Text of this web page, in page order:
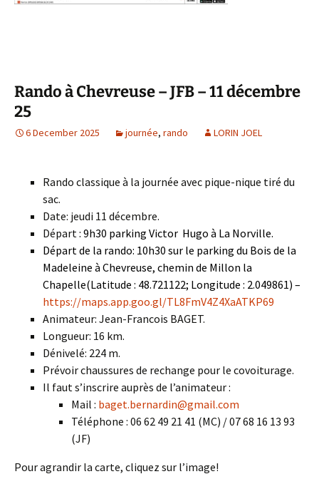
Rando à Chevreuse – JFB – 11 décembre
25
6 December 2025 journée, rando LORIN JOEL
Rando classique à la journée avec pique-nique tiré du
sac.
Date: jeudi 11 décembre.
Départ: 9h30 parking Victor Hugo à La Norville.
Départ de la rando: 10h30 sur le parking du Bois de la
Madeleine à Chevreuse, chemin de Millon la
Chapelle(Latitude : 48.721122; Longitude : 2.049861) –
https://maps.app.goo.gl/TL8FmV4Z4XaATKP69
Animateur: Jean-Francois BAGET.
Longueur: 16 km.
Dénivelé: 224 m.
Prévoir chaussures de rechange pour le covoiturage.
Il faut s’inscrire auprès de l’animateur :
Mail : baget.bernardin@gmail.com
Téléphone : 06 62 49 21 41 (MC) / 07 68 16 13 93
(JF)
Pour agrandir la carte, cliquez sur l’image!